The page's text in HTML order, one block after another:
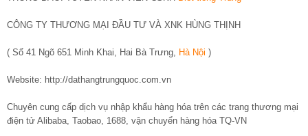
CÔNG TY THƯƠNG MẠI ĐẦU TƯ VÀ XNK HÙNG THỊNH
( Số 41 Ngõ 651 Minh Khai, Hai Bà Trưng, Hà Nội )
Website: http://dathangtrungquoc.com.vn
Chuyên cung cấp dịch vụ nhập khẩu hàng hóa trên các trang thương mại
điện tử Alibaba, Taobao, 1688, vận chuyển hàng hóa TQ-VN